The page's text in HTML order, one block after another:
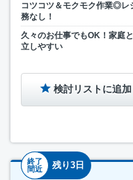
コツコツ＆モクモク作業◎レ
務なし！
久々のお仕事でもOK！家庭
立しやすい
検討リストに追加
終了
間近
残り3日